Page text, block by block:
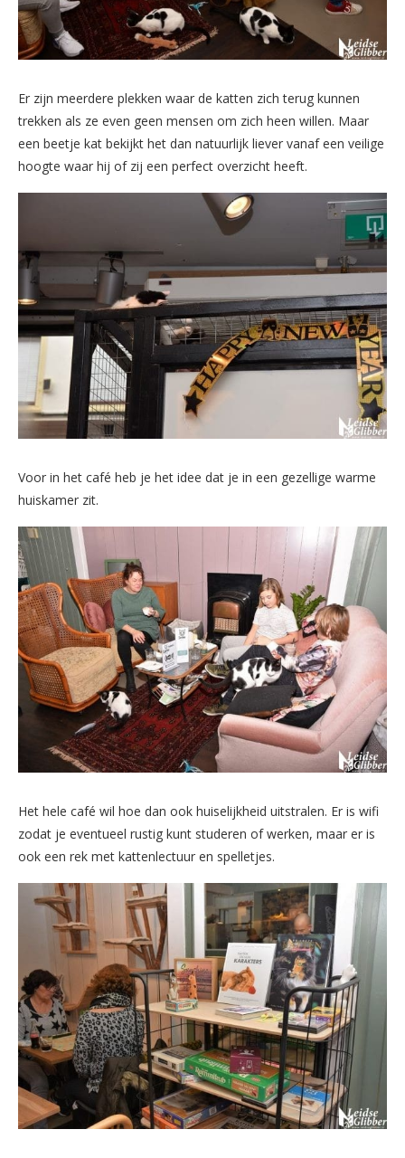
Er zijn meerdere plekken waar de katten zich terug kunnen
trekken als ze even geen mensen om zich heen willen. Maar
een beetje kat bekijkt het dan natuurlijk liever vanaf een veilige
hoogte waar hij of zij een perfect overzicht heeft.
Voor in het café heb je het idee dat je in een gezellige warme
huiskamer zit.
Het hele café wil hoe dan ook huiselijkheid uitstralen. Er is wifi
zodat je eventueel rustig kunt studeren of werken, maar er is
ook een rek met kattenlectuur en spelletjes.